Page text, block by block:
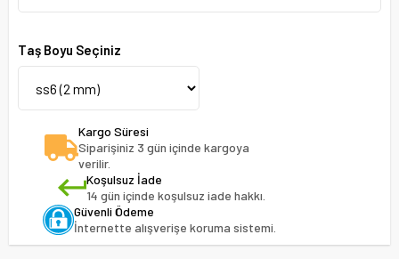
Taş Boyu Seçiniz
Kargo Süresi
Siparişiniz 3 gün içinde kargoya
verilir.
Koşulsuz İade
14 gün içinde koşulsuz iade hakkı.
Güvenli Ödeme
İnternette alışverişe koruma sistemi.